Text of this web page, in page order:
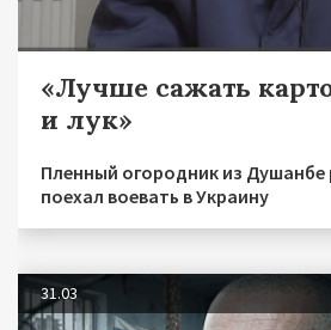
«Лучше сажать
и лук»
Пленный огородник из Душанбе
поехал воевать в Украину
31.03